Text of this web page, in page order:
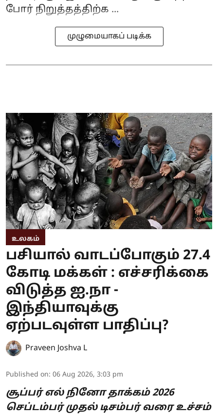
போர் நிறுத்தத்திற்க ...
முழுமையாகப் படிக்க
உலகம்
பசியால் வாடப்போகும் 27.4
கோடி மக்கள் : எச்சரிக்கை
விடுத்த ஐ.நா -
இந்தியாவுக்கு
ஏற்படவுள்ள பாதிப்பு?
Praveen Joshva L
Published on: 06 Aug 2026, 3:03 pm
சூப்பர் எல் நினோ தாக்கம் 2026
செப்டம்பர் முதல் டிசம்பர் வரை உச்சம்